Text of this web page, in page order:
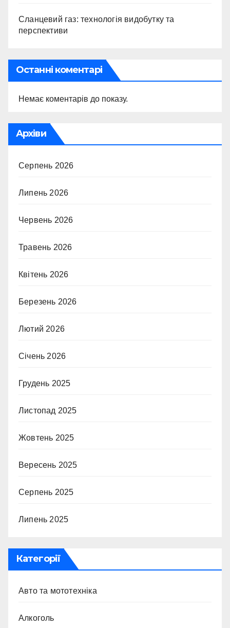
Сланцевий газ: технологія видобутку та
перспективи
Останні коментарі
Немає коментарів до показу.
Архіви
Серпень 2026
Липень 2026
Червень 2026
Травень 2026
Квітень 2026
Березень 2026
Лютий 2026
Січень 2026
Грудень 2025
Листопад 2025
Жовтень 2025
Вересень 2025
Серпень 2025
Липень 2025
Категорії
Авто та мототехніка
Алкоголь